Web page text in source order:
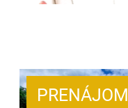
PRENÁJOM